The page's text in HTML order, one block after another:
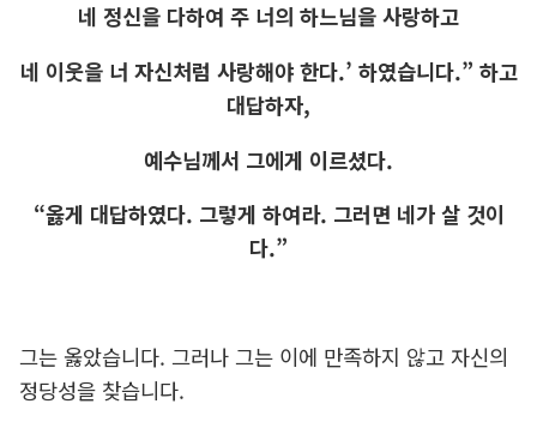
네 정신을 다하여 주 너의 하느님을 사랑하고
네 이웃을 너 자신처럼 사랑해야 한다.’ 하였습니다.” 하고
대답하자,
예수님께서 그에게 이르셨다.
“옳게 대답하였다. 그렇게 하여라. 그러면 네가 살 것이
다.”
그는 옳았습니다. 그러나 그는 이에 만족하지 않고 자신의
정당성을 찾습니다.